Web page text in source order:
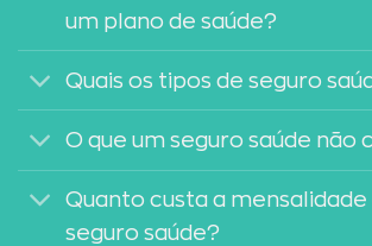
um plano de saúde?
Quais os tipos de seguro
O que um seguro saúde não
Quanto custa a mensalidade
seguro saúde?